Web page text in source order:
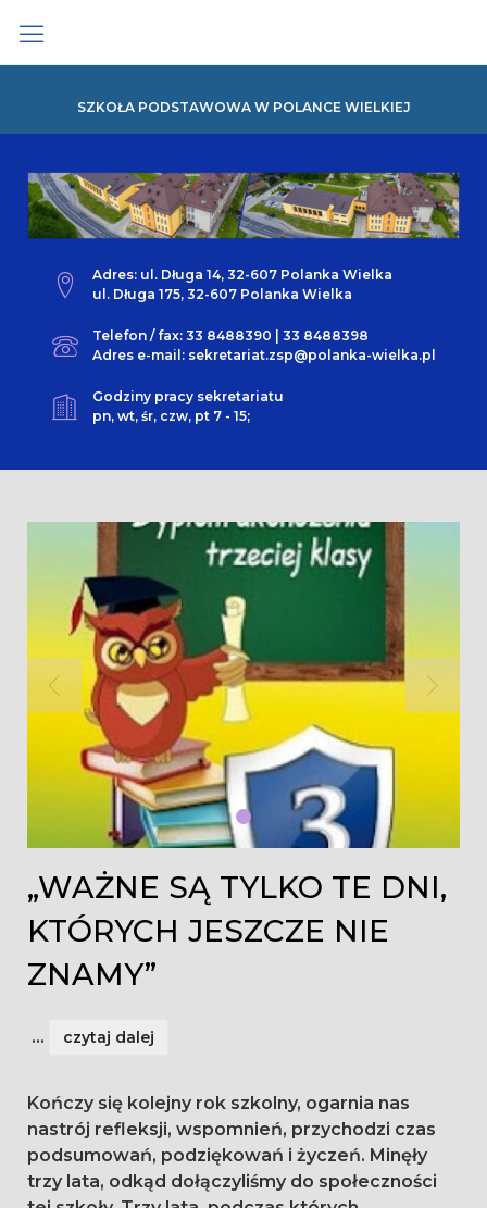
content
SZKOŁA PODSTAWOWA W POLANCE WIELKIEJ
Adres: ul. Długa 14, 32-607 Polanka Wielka
ul. Długa 175, 32-607 Polanka Wielka
Telefon / fax: 33 8488390 | 33 8488398
Adres e-mail: sekretariat.zsp@polanka-wielka.pl
Godziny pracy sekretariatu
pn, wt, śr, czw, pt 7 - 15;
Dzień:
2021-
06-
24
„WAŻNE SĄ TYLKO TE DNI,
KTÓRYCH JESZCZE NIE
ZNAMY”
... czytaj dalej
Kończy się kolejny rok szkolny, ogarnia nas
nastrój refleksji, wspomnień, przychodzi czas
podsumowań, podziękowań i życzeń. Minęły
trzy lata, odkąd dołączyliśmy do społeczności